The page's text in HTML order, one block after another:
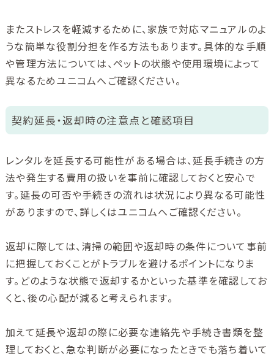
またストレスを軽減するために、家族で対応マニュアルのよ
うな簡単な役割分担を作る方法もあります。具体的な手順
や管理方法については、ペットの状態や使用環境によって
異なるためユニコムへご確認ください。
契約延長・返却時の注意点と確認項目
レンタルを延長する可能性がある場合は、延長手続きの方
法や発生する費用の扱いを事前に確認しておくと安心で
す。延長の可否や手続きの流れは状況により異なる可能性
がありますので、詳しくはユニコムへご確認ください。
返却に際しては、清掃の範囲や返却時の条件について事前
に把握しておくことがトラブルを避けるポイントになりま
す。どのような状態で返却するかといった基準を確認してお
くと、後の心配が減ると考えられます。
加えて延長や返却の際に必要な連絡先や手続き書類を整
理しておくと、急な判断が必要になったときでも落ち着いて